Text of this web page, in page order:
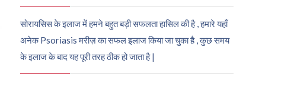
सोरायसिस के इलाज में हमने बहुत बड़ी सफलता हासिल की है , हमारे यहाँ
अनेक Psoriasis मरीज़ का सफल इलाज किया जा चुका है , कुछ समय
के इलाज के बाद यह पूरी तरह ठीक हो जाता है |